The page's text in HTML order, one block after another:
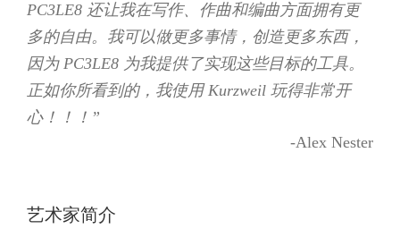
PC3LE8 还让我在写作、作曲和编曲方面拥有更
多的自由。我可以做更多事情，创造更多东西，
因为 PC3LE8 为我提供了实现这些目标的工具。
正如你所看到的，我使用 Kurzweil 玩得非常开
心！！！”
-Alex Nester
艺术家简介